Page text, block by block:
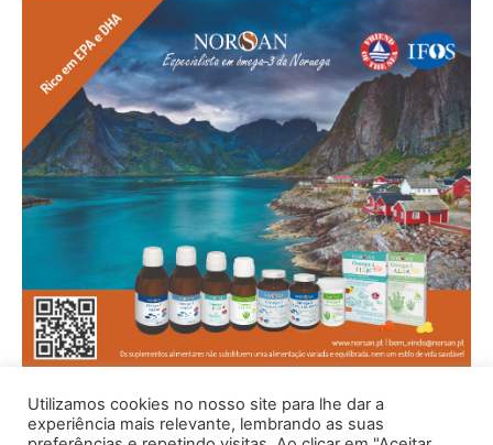
Utilizamos cookies no nosso site para lhe dar a
experiência mais relevante, lembrando as suas